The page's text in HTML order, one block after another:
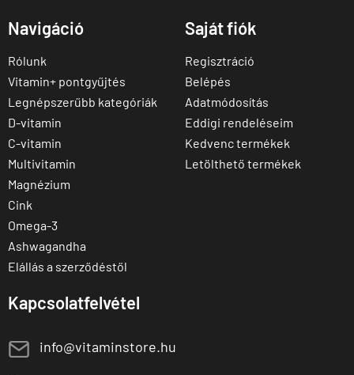
Navigáció
Rólunk
Vitamin+ pontgyűjtés
Legnépszerűbb kategóriák
D-vitamin
C-vitamin
Multivitamin
Magnézium
Cink
Omega-3
Ashwagandha
Elállás a szerződéstől
Saját fiók
Regisztráció
Belépés
Adatmódosítás
Eddigi rendeléseim
Kedvenc termékek
Letölthető termékek
Kapcsolatfelvétel
E info@vitaminstore.hu